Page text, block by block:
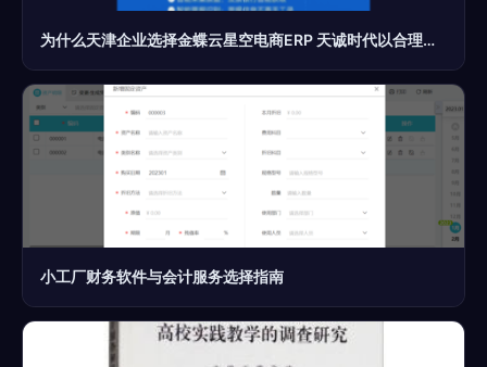
为什么天津企业选择金蝶云星空电商ERP 天诚时代以合理价格和专业服务赢得信赖
小工厂财务软件与会计服务选择指南